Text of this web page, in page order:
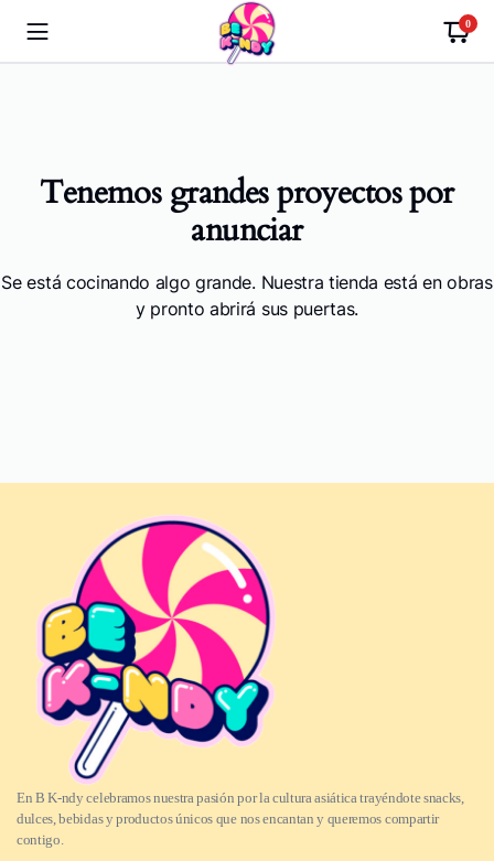
0
Tenemos grandes proyectos por
anunciar
Se está cocinando algo grande. Nuestra tienda está en obras
y pronto abrirá sus puertas.
En B K-ndy celebramos nuestra pasión por la cultura asiática trayéndote snacks,
dulces, bebidas y productos únicos que nos encantan y queremos compartir
contigo.